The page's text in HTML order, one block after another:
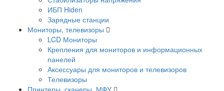
ИБП Hiden
Зарядные станции
Мониторы, телевизоры
LCD Мониторы
Крепления для мониторов и информационных
панелей
Аксессуары для мониторов и телевизоров
Телевизоры
Принтеры, сканеры, МФУ